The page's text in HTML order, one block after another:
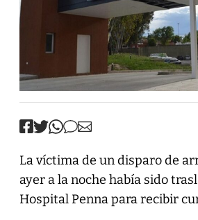
La víctima de un disparo de
ayer a la noche había sido
Hospital Penna para recibir